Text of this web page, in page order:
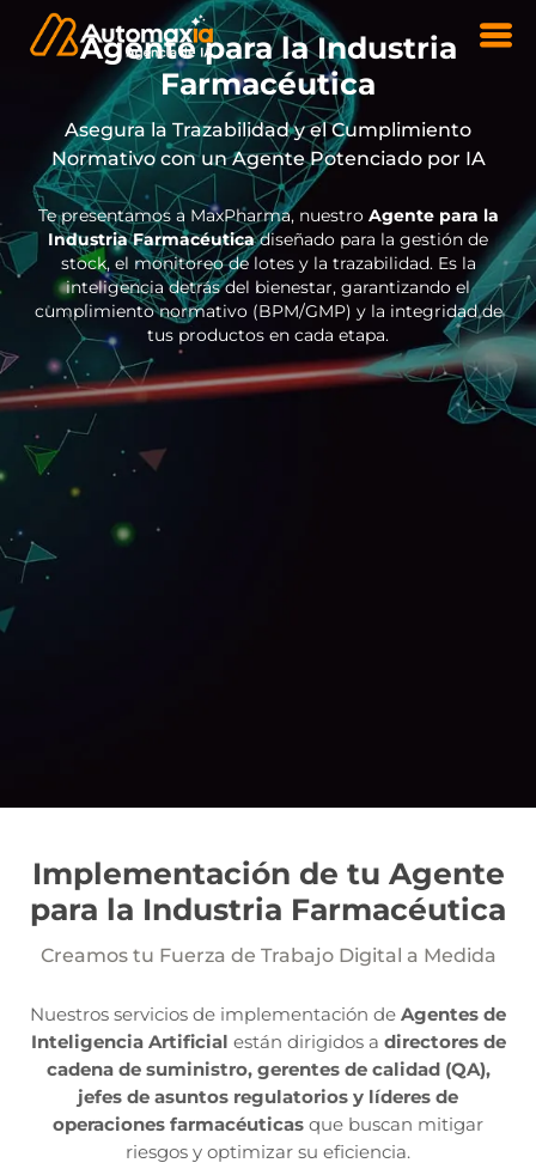
Agente para la Industria
Farmacéutica
Asegura la Trazabilidad y el Cumplimiento
Normativo con un Agente Potenciado por IA
Te presentamos a MaxPharma, nuestroAgente para la
Industria Farmacéuticadiseñado para la gestión de
stock, el monitoreo de lotes y la trazabilidad. Es la
inteligencia detrás del bienestar, garantizando el
cumplimiento normativo (BPM/GMP) y la integridad de
tus productos en cada etapa.
Implementación de tu Agente
para la Industria Farmacéutica
Creamos tu Fuerza de Trabajo Digital a Medida
Nuestros servicios de implementación de Agentes de
Inteligencia Artificial están dirigidos a directores de
cadena de suministro, gerentes de calidad (QA),
jefes de asuntos regulatorios y líderes de
operaciones farmacéuticas que buscan mitigar
riesgos y optimizar su eficiencia.